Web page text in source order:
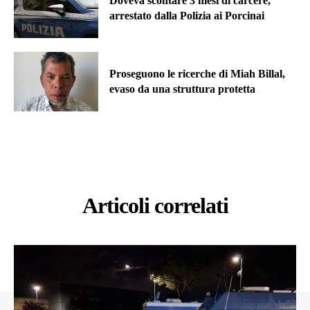
arrestato dalla Polizia ai Porcinai
Proseguono le ricerche di Miah Billal,
evaso da una struttura protetta
Articoli correlati